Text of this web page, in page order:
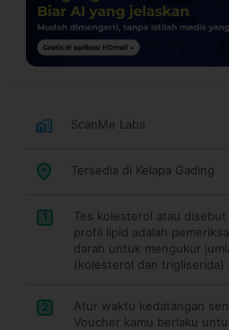
ScanMe Labs
Tersedia di Kelapa Gading
1
Tes kolesterol atau
profil lipid adalah
darah untuk mengukur
(kolesterol dan trigliserida)
2
Atur waktu kedatangan
Voucher kamu berlaku